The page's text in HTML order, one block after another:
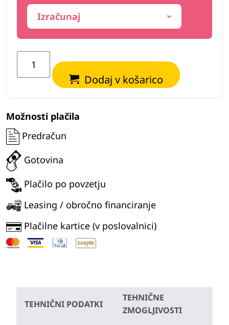
Izračunaj
EuroForest
VRE470
količina
Dodaj v košarico
Možnosti plačila
Predračun
Gotovina
Plačilo po povzetju
Leasing / obročno financiranje
Plačilne kartice (v poslovalnici)
TEHNIČNI PODATKI
TEHNIČNE
ZMOGLJIVOSTI